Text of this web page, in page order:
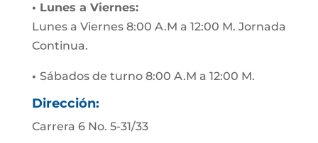
• Lunes a Viernes:
Lunes a Viernes 8:00 A.M a 12:00 M. Jornada
Continua.
• Sábados de turno 8:00 A.M a 12:00 M.
Dirección:
Carrera 6 No. 5-31/33